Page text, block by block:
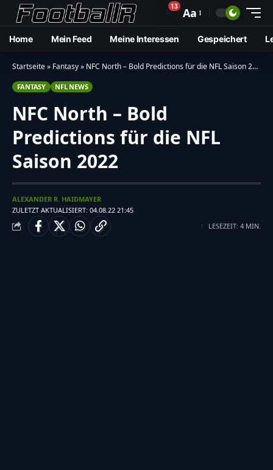
🔔13 Aa
Home Mein Feed Meine Interessen Gespeichert
Startseite» Fantasy» NFC North – Bold Predictions für die NFL Saison 2022
FANTASY NFL NEWS
NFC North – Bold
Predictions für die NFL
Saison 2022
ZULETZT AKTUALISIERT: 04.08.22 21:45
ALEXANDER R. HAIDMAYER
LESEZEIT: 4 MIN.